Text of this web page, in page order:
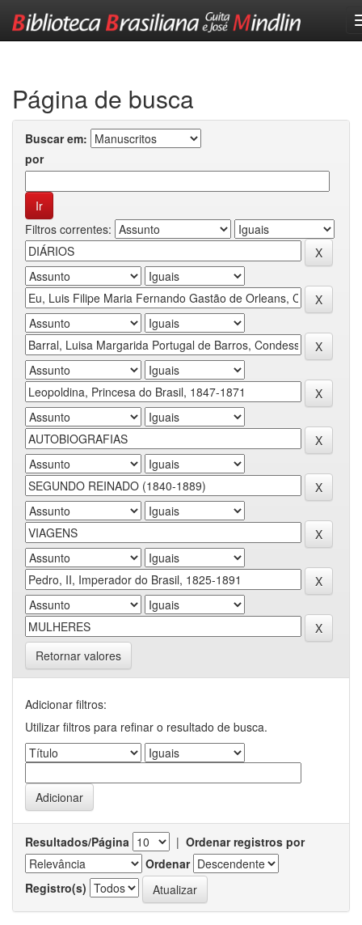
Página de busca
Buscar em:
por
Filtros correntes:
Retornar valores
Adicionar filtros:
Utilizar filtros para refinar o resultado de busca.
Resultados/Página | Ordenar registros por
Ordenar
Registro(s)